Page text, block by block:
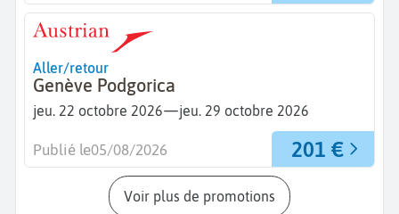
Aller/retour
Genève Podgorica
jeu. 22 octobre 2026—jeu. 29 octobre 2026
201 €
Publié le05/08/2026
Voir plus de promotions